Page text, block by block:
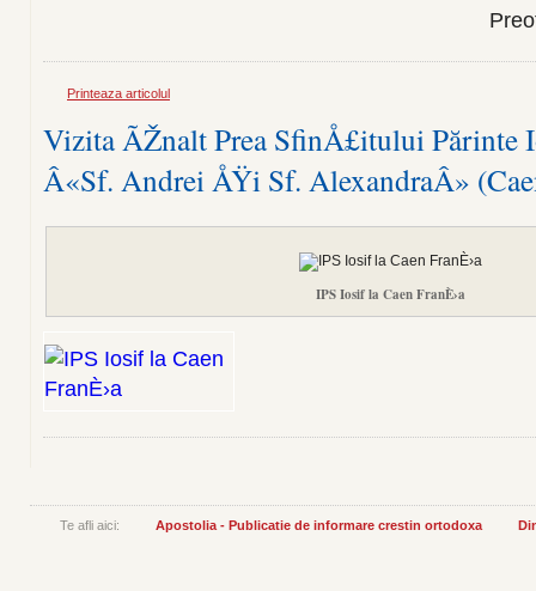
Printeaza articolul
Vizita ÃŽnalt Prea SfinÅ£itului Părinte
Â«Sf. Andrei ÅŸi Sf. AlexandraÂ»
IPS Iosif la Caen FranÈ›a
Te afli aici: Apostolia - Publicatie de informare crestin ortodoxa